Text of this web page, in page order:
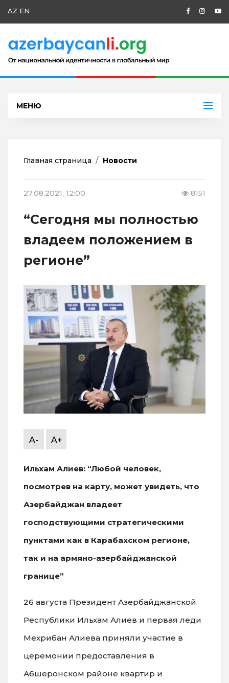
AZ EN
МЕНЮ
Главная страница Новости
27.08.2021, 12:00 8151
“Сегодня мы полностью
владеем положением в
регионе”
A- A+
Ильхам Алиев: “Любой человек,
посмотрев на карту, может увидеть, что
Азербайджан владеет
господствующими стратегическими
пунктами как в Карабахском регионе,
так и на армяно-азербайджанской
границе”
26 августа Президент Азербайджанской
Республики Ильхам Алиев и первая леди
Мехрибан Алиева приняли участие в
церемонии предоставления в
Абшеронском районе квартир и